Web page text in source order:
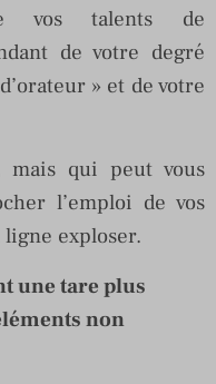
vos talents de
de votre degré
» et de votre
mais qui peut vous
l’emploi de vos
ligne exploser.
une tare plus
non